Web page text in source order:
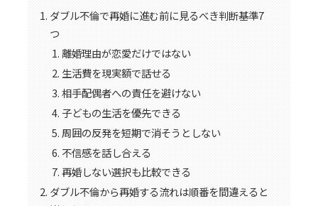
ダブル不倫で再婚に進む前に見るべき判断基準7
つ
離婚理由が恋愛だけではない
生活費を現実額で話せる
相手配偶者への責任を避けない
子どもの生活を優先できる
周囲の反発を短期で消そうとしない
不信感を話し合える
再婚しない選択も比較できる
ダブル不倫から再婚する流れは順番を間違えると